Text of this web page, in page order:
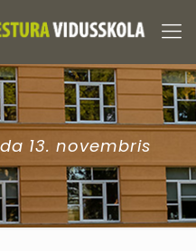
13. novembris